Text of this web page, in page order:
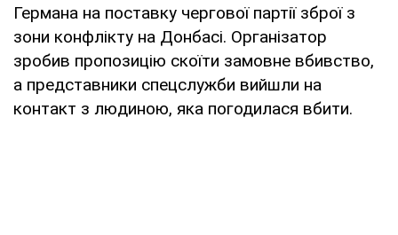
Германа на поставку чергової партії зброї з
зони конфлікту на Донбасі. Організатор
зробив пропозицію скоїти замовне вбивство,
а представники спецслужби вийшли на
контакт з людиною, яка погодилася вбити.